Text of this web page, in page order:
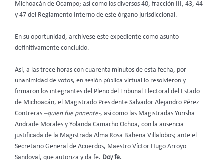
Michoacán de Ocampo; así como los diversos 40, fracción III, 43, 44
y 47 del Reglamento Interno de este órgano jurisdiccional.
En su oportunidad, archívese este expediente como asunto
definitivamente concluido.
Así, a las trece horas con cuarenta minutos de esta fecha, por
unanimidad de votos, en sesión pública virtual lo resolvieron y
firmaron los integrantes del Pleno del Tribunal Electoral del Estado
de Michoacán, el Magistrado Presidente Salvador Alejandro Pérez
Contreras –quien fue ponente-, así como las Magistradas Yurisha
Andrade Morales y Yolanda Camacho Ochoa, con la ausencia
justificada de la Magistrada Alma Rosa Bahena Villalobos; ante el
Secretario General de Acuerdos, Maestro Víctor Hugo Arroyo
Sandoval, que autoriza y da fe. Doy fe.